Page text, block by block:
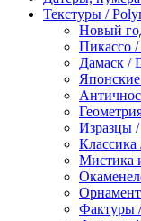
Текстуры /
Новый
Пикассо /
Дамаск /
Японские
Изразцы
Классика
Мистика
Фактуры